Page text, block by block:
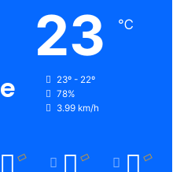
23 ℃
23º - 22º
78%
3.99 km/h